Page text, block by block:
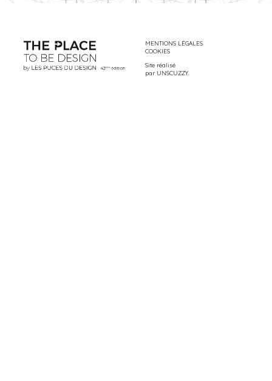
MENTIONS LÉGALES
COOKIES
Site réalisé
par UNSCUZZY